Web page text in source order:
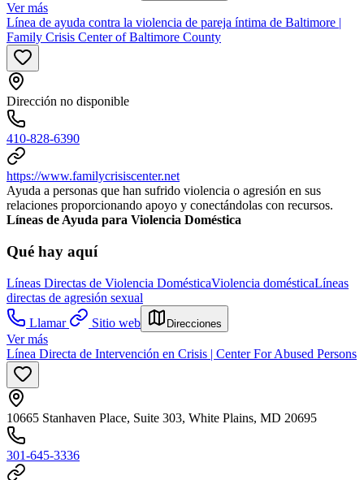
Ver más
Línea de ayuda contra la violencia de pareja íntima de Baltimore |
Family Crisis Center of Baltimore County
Dirección no disponible
410-828-6390
https://www.familycrisiscenter.net
Ayuda a personas que han sufrido violencia o agresión en sus
relaciones proporcionando apoyo y conectándolas con recursos.
Líneas de Ayuda para Violencia Doméstica
Qué hay aquí
Líneas Directas de Violencia DomésticaViolencia domésticaLíneas
directas de agresión sexual
Llamar
Sitio web Direcciones
Ver más
Línea Directa de Intervención en Crisis | Center For Abused Persons
10665 Stanhaven Place, Suite 303, White Plains, MD 20695
301-645-3336